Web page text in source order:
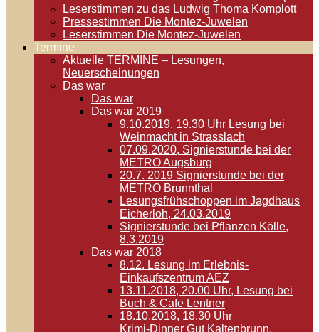
Leserstimmen zu das Ludwig Thoma Komplott
Pressestimmen Die Montez-Juwelen
Leserstimmen Die Montez-Juwelen
Termine
Aktuelle TERMINE – Lesungen,
Neuerscheinungen
Das war
Das war
Das war 2019
9.10.2019, 19.30 Uhr Lesung bei
Weinmacht in Strasslach
07.09.2020, Signierstunde bei der
METRO Augsburg
20.7. 2019 Signierstunde bei der
METRO Brunnthal
Lesungsfrühschoppen im Jagdhaus
Eicherloh, 24.03.2019
Signierstunde bei Pflanzen Kölle,
8.3.2019
Das war 2018
8.12. Lesung im Erlebnis-
Einkaufszentrum AEZ
13.11.2018, 20.00 Uhr, Lesung bei
Buch & Cafe Lentner
18.10.2018, 18.30 Uhr
Krimi-Dinner Gut Kaltenbrunn,